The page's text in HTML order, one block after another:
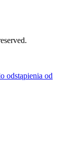
odstąpienia od